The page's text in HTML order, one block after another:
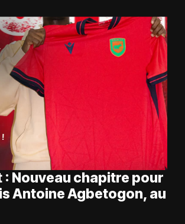
Nouveau chapitre pour
Antoine Agbetogon, au